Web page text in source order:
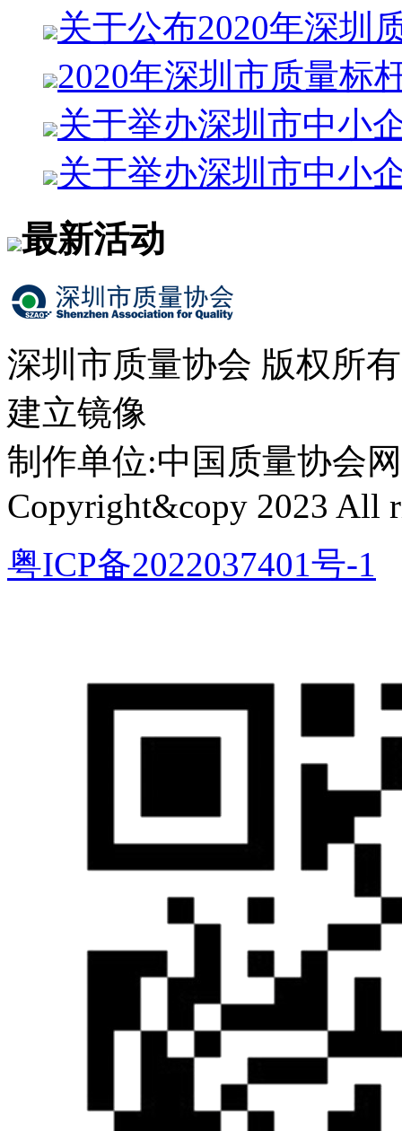
关于公布2020年深圳
2020年深圳市质量标
关于举办深圳市中小
关于举办深圳市中小
最新活动
深圳市质量协会 版权所
建立镜像
制作单位:中国质量协会
Copyright&copy 2023 All
粤ICP备2022037401号-1